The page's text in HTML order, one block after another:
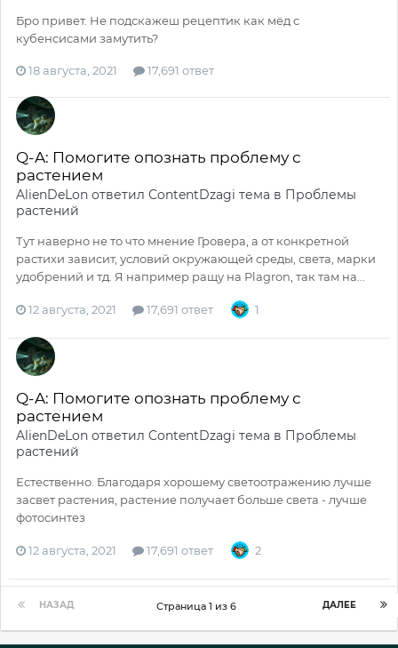
Бро привет. Не подскажеш рецептик как мëд с
кубенсисами замутить?
18 августа, 2021 17,691 ответ
Q-A: Помогите опознать проблему с
растением
AlienDeLon ответил ContentDzagi тема в Проблемы
растений
Тут наверно не то что мнение Гровера, а от конкретной
растихи зависит, условий окружающей среды, света, марки
удобрений и тд. Я например ращу на Plagron, так там на...
12 августа, 2021 17,691 ответ 1
Q-A: Помогите опознать проблему с
растением
AlienDeLon ответил ContentDzagi тема в Проблемы
растений
Естественно. Благодаря хорошему светоотражению лучше
засвет растения, растение получает больше света - лучше
фотосинтез
12 августа, 2021 17,691 ответ 2
НАЗАД ДАЛЕЕ
Страница 1 из 6